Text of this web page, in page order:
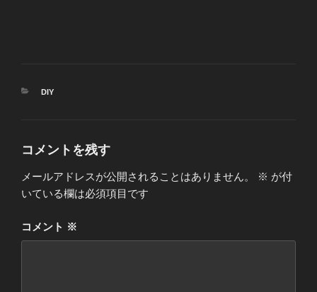
カ
DIY
コメントを残す
メールアドレスが公開されることはありません。 ※ が付
いている欄は必須項目です
コメント ※